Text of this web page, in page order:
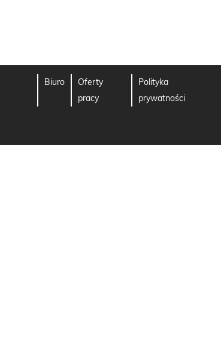
Biuro
Oferty
pracy
Polityka
prywatności